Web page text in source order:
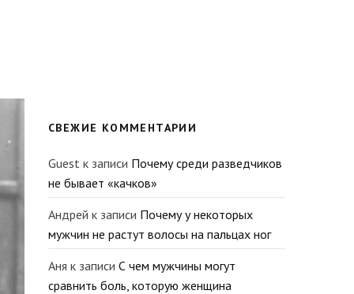
СВЕЖИЕ КОММЕНТАРИИ
Guest к записи Почему среди разведчиков
не бывает «качков»
Андрей к записи Почему у некоторых
мужчин не растут волосы на пальцах ног
Аня к записи С чем мужчины могут
сравнить боль, которую женщина